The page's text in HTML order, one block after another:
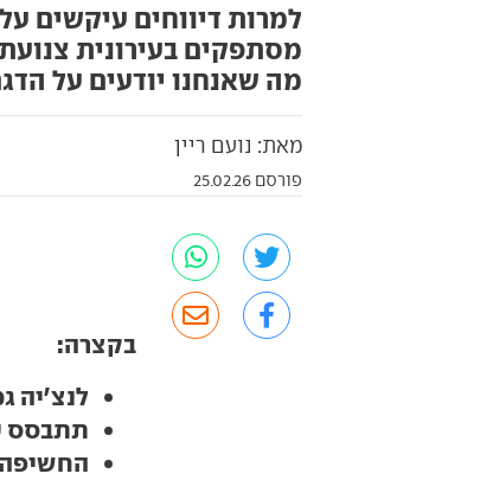
למרות דיווחים עיקשים
מסתפקים בעירונית
מה שאנחנו יודעים על
מאת: נועם ריין
פורסם 25.02.26
בקצרה:
לנצ'יה
תתבסס